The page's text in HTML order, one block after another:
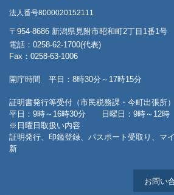
法人番号8000020152111
〒954-8686 新潟県見附市昭和町2丁目1番1号
電話：0258-62-1700(代表)
Fax：0258-63-1006
開庁時間 平日：8時30分～17時15分
証明書発行等受付（市民税務課・今町出張所）
平日：9時～16時30分 日曜日：9時～12時
※日曜日取扱い内容
証明発行、印鑑登録、パスポート受取り、マ
新
お問い